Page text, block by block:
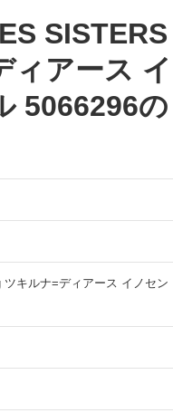
SISTERS
ィアース イ
5066296の
キルナ=ディアース イノセン